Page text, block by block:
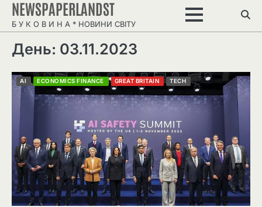
Перейти
вмісту
NEWSPAPERLANDST
Б У К О В И Н А * НОВИНИ СВІТУ
День: 03.11.2023
AI ECONOMICS FINANCE GREAT BRITAIN TECH